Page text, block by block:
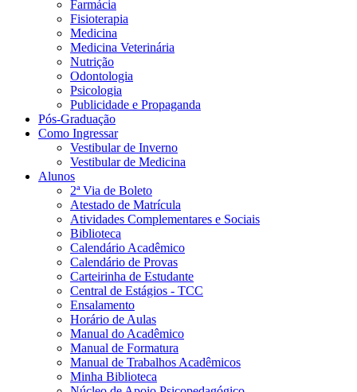
Farmácia
Fisioterapia
Medicina
Medicina Veterinária
Nutrição
Odontologia
Psicologia
Publicidade e Propaganda
Pós-Graduação
Como Ingressar
Vestibular de Inverno
Vestibular de Medicina
Alunos
2ª Via de Boleto
Atestado de Matrícula
Atividades Complementares e Sociais
Biblioteca
Calendário Acadêmico
Calendário de Provas
Carteirinha de Estudante
Central de Estágios - TCC
Ensalamento
Horário de Aulas
Manual do Acadêmico
Manual de Formatura
Manual de Trabalhos Acadêmicos
Minha Biblioteca